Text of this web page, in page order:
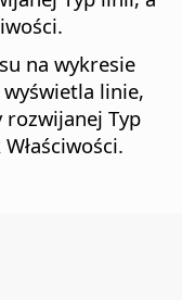
na wykresie
linie,
rozwijanej Typ